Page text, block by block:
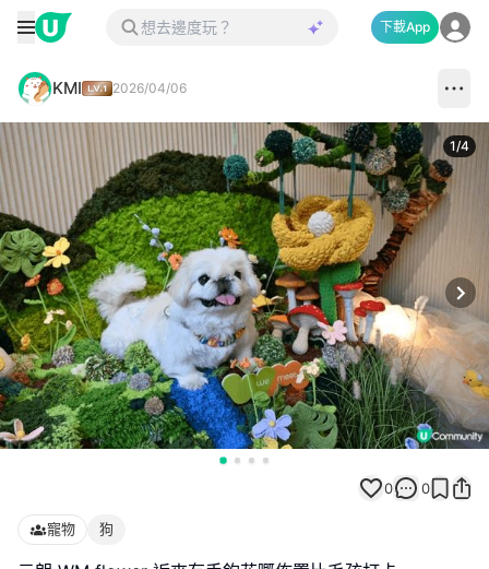
下載App
KMI 2026/04/06
1/4
0 0
寵物 狗